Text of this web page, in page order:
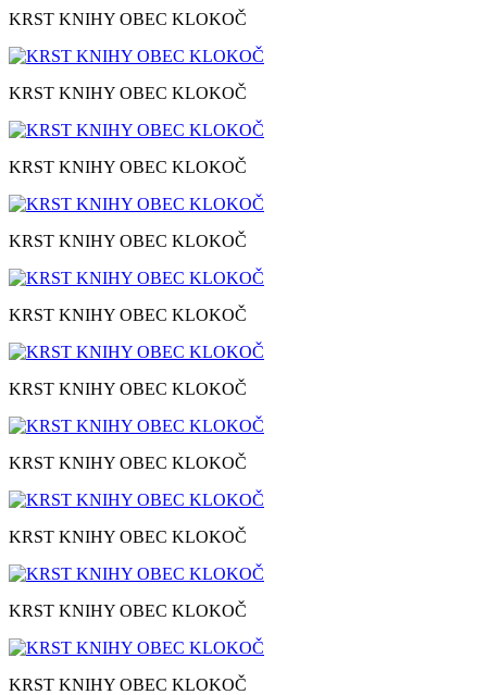
KRST KNIHY OBEC KLOKOČ
KRST KNIHY OBEC KLOKOČ
KRST KNIHY OBEC KLOKOČ
KRST KNIHY OBEC KLOKOČ
KRST KNIHY OBEC KLOKOČ
KRST KNIHY OBEC KLOKOČ
KRST KNIHY OBEC KLOKOČ
KRST KNIHY OBEC KLOKOČ
KRST KNIHY OBEC KLOKOČ
KRST KNIHY OBEC KLOKOČ